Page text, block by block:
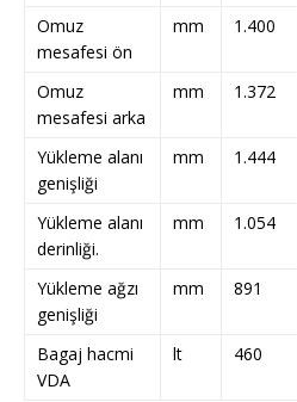
Omuz
mesafesi ön
mm 1.400
Omuz
mesafesi arka
mm 1.372
Yükleme alanı
genişliği
mm 1.444
Yükleme alanı
derinliği.
mm 1.054
Yükleme ağzı
genişliği
mm 891
Bagaj hacmi
VDA
lt 460